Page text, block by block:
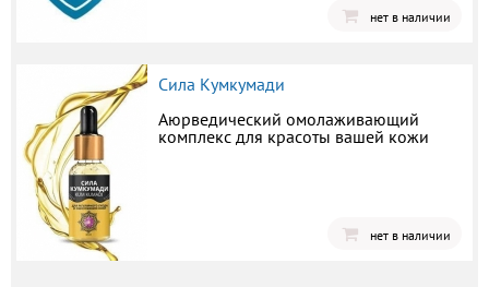
нет в наличии
Сила Кумкумади
Аюрведический омолаживающий
комплекс для красоты вашей кожи
нет в наличии